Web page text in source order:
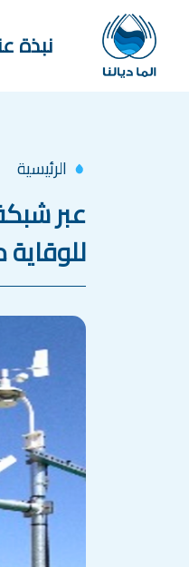
تجاوز إلى المحتوى الرئيسي
نبذة
الرئيسية